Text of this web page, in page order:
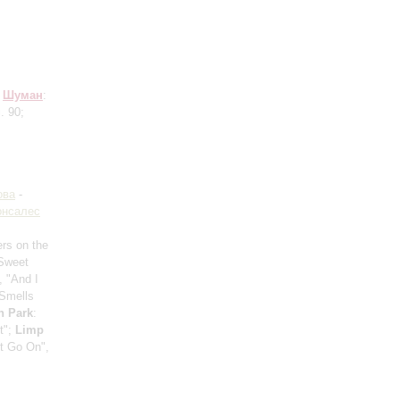
Шуман:
90;
-
on the
I
Park:
Limp
Go On",